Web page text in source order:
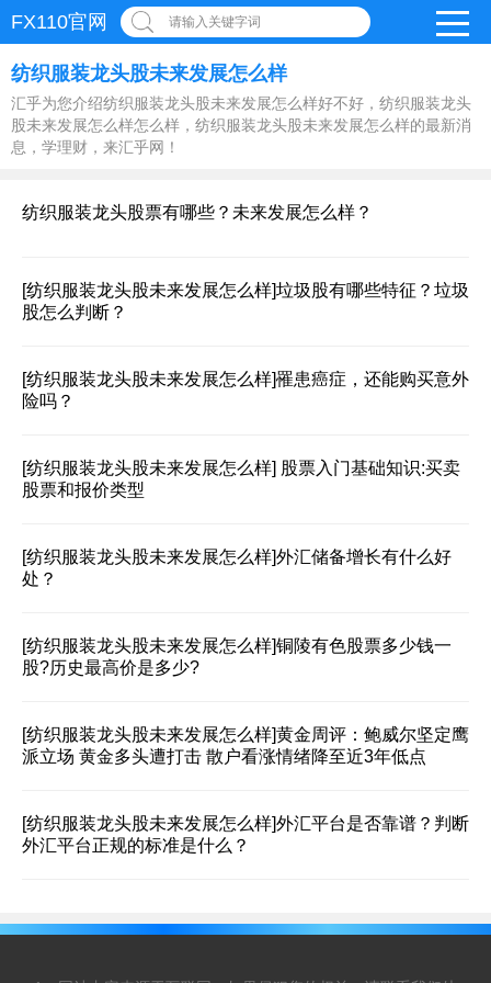
FX110官网 请输入关键字词
纺织服装龙头股未来发展怎么样
汇乎为您介绍纺织服装龙头股未来发展怎么样好不好，纺织服装龙头
股未来发展怎么样怎么样，纺织服装龙头股未来发展怎么样的最新消
息，学理财，来汇乎网！
纺织服装龙头股票有哪些？未来发展怎么样？
[纺织服装龙头股未来发展怎么样]垃圾股有哪些特征？垃圾
股怎么判断？
[纺织服装龙头股未来发展怎么样]罹患癌症，还能购买意外
险吗？
[纺织服装龙头股未来发展怎么样] 股票入门基础知识:买卖
股票和报价类型
[纺织服装龙头股未来发展怎么样]外汇储备增长有什么好
处？
[纺织服装龙头股未来发展怎么样]铜陵有色股票多少钱一
股?历史最高价是多少?
[纺织服装龙头股未来发展怎么样]黄金周评：鲍威尔坚定鹰
派立场 黄金多头遭打击 散户看涨情绪降至近3年低点
[纺织服装龙头股未来发展怎么样]外汇平台是否靠谱？判断
外汇平台正规的标准是什么？